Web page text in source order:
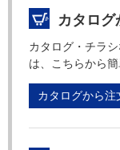
カタログ
カタログ・チラ
は、こちらから
カタログから注